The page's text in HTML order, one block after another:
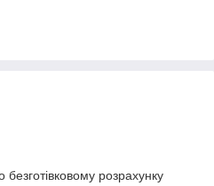
розрахунку